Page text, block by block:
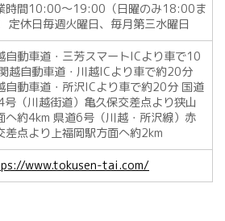
時間10:00～19:00（日曜のみ18:00ま
定休日毎週火曜日、毎月第三水曜日
自動車道・三芳スマートICより車で10
越自動車道・川越ICより車で約20分
自動車道・所沢ICより車で約20分 国道
（川越街道）亀久保交差点より狭山
へ約4km 県道6号（川越・所沢線）赤
差点より上福岡駅方面へ約2km
www.tokusen-tai.com/